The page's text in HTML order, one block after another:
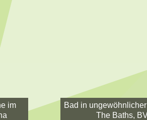
im
Bad in
The Baths,